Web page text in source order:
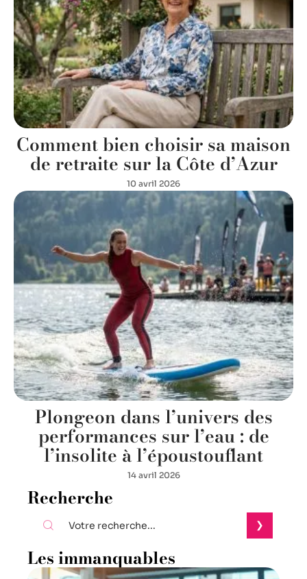
Comment bien choisir sa maison
de retraite sur la Côte d’Azur
10 avril 2026
Plongeon dans l’univers des
performances sur l’eau : de
l’insolite à l’époustouflant
14 avril 2026
Recherche
Les immanquables